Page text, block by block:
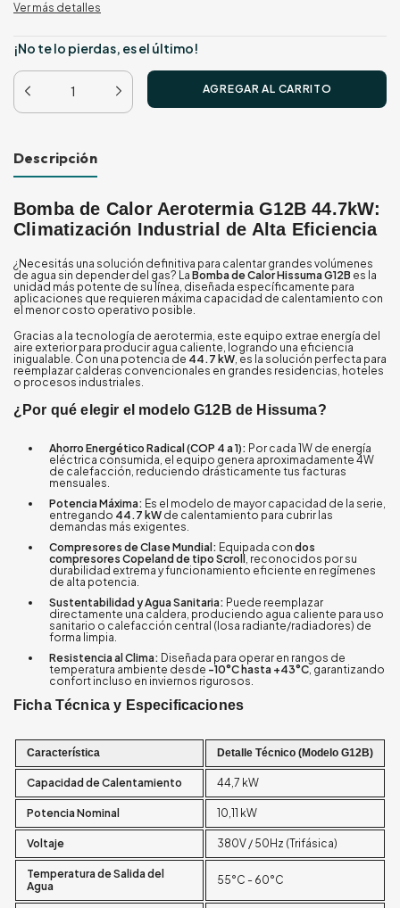
Ver más detalles
¡No te lo pierdas, es el último!
Descripción
Bomba de Calor Aerotermia G12B 44.7kW:
Climatización Industrial de Alta Eficiencia
¿Necesitás una solución definitiva para calentar grandes volúmenes
de agua sin depender del gas? La Bomba de Calor Hissuma G12B es la
unidad más potente de su línea, diseñada específicamente para
aplicaciones que requieren máxima capacidad de calentamiento con
el menor costo operativo posible.
Gracias a la tecnología de aerotermia, este equipo extrae energía del
aire exterior para producir agua caliente, logrando una eficiencia
inigualable. Con una potencia de 44.7 kW, es la solución perfecta para
reemplazar calderas convencionales en grandes residencias, hoteles
o procesos industriales.
¿Por qué elegir el modelo G12B de Hissuma?
Ahorro Energético Radical (COP 4 a 1): Por cada 1W de energía
eléctrica consumida, el equipo genera aproximadamente 4W
de calefacción, reduciendo drásticamente tus facturas
mensuales.
Potencia Máxima: Es el modelo de mayor capacidad de la serie,
entregando 44.7 kW de calentamiento para cubrir las
demandas más exigentes.
Compresores de Clase Mundial: Equipada con dos
compresores Copeland de tipo Scroll , reconocidos por su
durabilidad extrema y funcionamiento eficiente en regímenes
de alta potencia.
Sustentabilidad y Agua Sanitaria: Puede reemplazar
directamente una caldera, produciendo agua caliente para uso
sanitario o calefacción central (losa radiante/radiadores) de
forma limpia.
Resistencia al Clima: Diseñada para operar en rangos de
temperatura ambiente desde -10°C hasta +43°C, garantizando
confort incluso en inviernos rigurosos.
Ficha Técnica y Especificaciones
Característica Detalle Técnico (Modelo G12B)
Capacidad de Calentamiento 44,7 kW
Potencia Nominal 10,11 kW
Voltaje 380V / 50Hz (Trifásica)
Temperatura de Salida del
Agua
55°C - 60°C